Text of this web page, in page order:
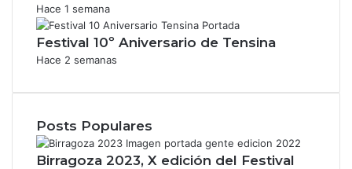
Hace 1 semana
Festival 10º Aniversario de Tensina
Hace 2 semanas
Posts Populares
Birragoza 2023, X edición del Festival